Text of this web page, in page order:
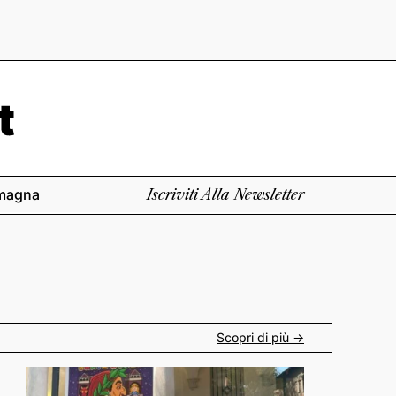
Iscriviti Alla Newsletter
Scopri di più ->